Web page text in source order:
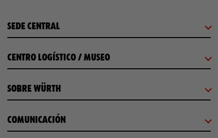
SEDE CENTRAL
CENTRO LOGÍSTICO / MUSEO
SOBRE WÜRTH
COMUNICACIÓN